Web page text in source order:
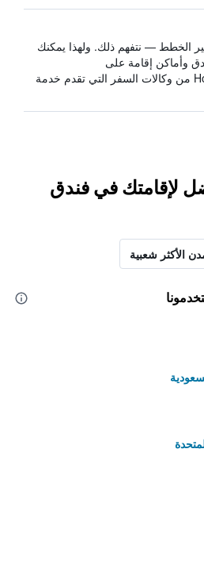
الخطط — نتفهم ذلك. ولهذا يمكنك
وأماكن إقامة على
HotelsCombined من وكالات السفر التي تقدم خدمة
لإقامتك في فندق
الأكثر شعبية